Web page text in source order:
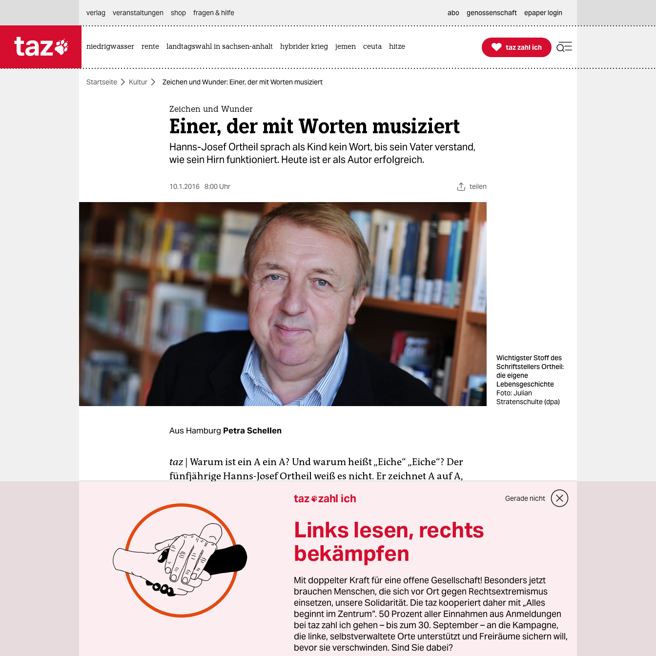
themen
berlin
nord
wahrheit
veranstaltungen
fragen & hilfe
unterstützen
abo
verlag
veranstaltungen shop fragen & hilfe abo genossenschaft epaper login
niedrigwasser rente landtagswahl in sachsen-anhalt hybrider krieg jemen ceuta hitze 
taz zahl ich
taz zahl ich
Startseite Kultur Zeichen und Wunder: Einer, der mit Worten musiziert
Zeichen und Wunder
Einer, der mit Worten musiziert
Hanns-Josef Ortheil sprach als Kind kein Wort, bis sein Vater verstand,
wie sein Hirn funktioniert. Heute ist er als Autor erfolgreich.
10.1.2016 8:00 Uhr teilen
Wichtigster Stoff des
Schriftstellers Ortheil:
die eigene
Lebensgeschichte
Foto: Julian
Stratenschulte (dpa)
Aus Hamburg Petra Schellen
taz | Warum ist ein A ein A? Und warum heißt „Eiche“ „Eiche“? Der
fünfjährige Hanns-Josef Ortheil weiß es nicht. Er zeichnet A auf A,
würde man das Dada oder visuelle Poesie nennen, aber in den 1950er-
Jahren galt er als gestörtes Kind, das weder schrieb noch sprach. Woran
Ortheil fast gescheitert wäre, wenn sein Vater nicht irgendwann
entdeckt hätte, wie das Hirn des Sohnes funktioniert: Das will den
Gegenstand gezeichnet und dann den Namen drangeschrieben haben,
dann merkt er sich das auch.
Das ist ein eigentlich philosophischer Ansatz, der an Roland Barthes
„Bedeutendes“ (das Ding) und „Bedeutetes“ (dessen Name und
Konnotation) erinnert. Und es ist kein Zufall, dass Ortheil, inzwischen
64 und gefeierter Autor, Barthes als wichtigsten Lehrer nennt. Denn
taz zahl ich Gerade nicht
Links lesen, rechts
bekämpfen
Mit doppelter Kraft für eine offene Gesellschaft! Besonders jetzt
brauchen Menschen, die sich vor Ort gegen Rechtsextremismus
einsetzen, unsere Solidarität. Die taz kooperiert daher mit „Alles
beginnt im Zentrum“. 50 Prozent aller Einnahmen aus Anmeldungen
bei taz zahl ich gehen – bis zum 30. September – an die Kampagne,
die linke, selbstverwaltete Orte unterstützt und Freiräume sichern will,
bevor sie verschwinden. Sind Sie dabei?